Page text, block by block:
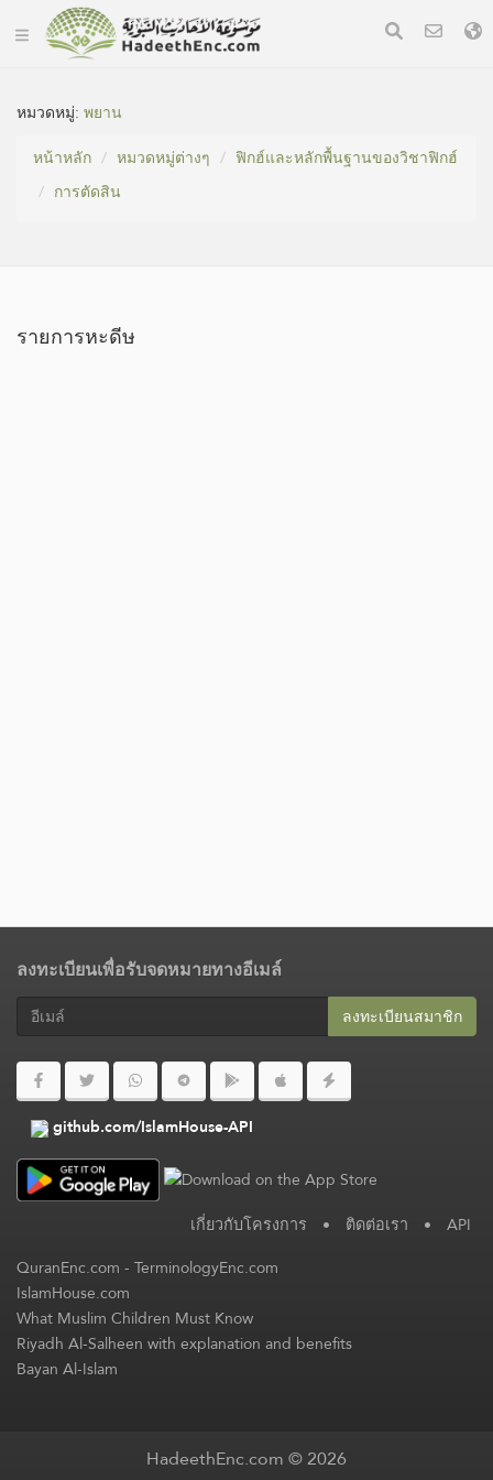
หมวดหมู่​:พยาน
หน้าหลัก
หมวดหมู่​ต่างๆ
ฟิกฮ์และหลักพื้นฐานของวิชาฟิกฮ์
การตัดสิน
รายการหะดีษ
ลงทะเบียนเพื่อรับจดหมายทางอีเมล์
ลงทะเบียนสมาชิก​
github.com/IslamHouse-API
เกี่ยวกับโครงการ • ติดต่อเรา • API
QuranEnc.com-TerminologyEnc.com
IslamHouse.com
What Muslim Children Must Know
Riyadh Al-Salheen with explanation and benefits
Bayan Al-Islam
HadeethEnc.com © 2026